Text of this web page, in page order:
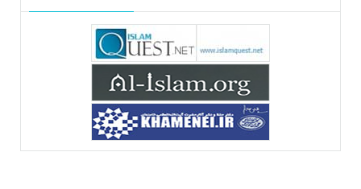
della figlia di un martire
https://www.youtube.com/watch?
v=-5nPSxbf9l0&t=103s
Sheykh Abbas Di Palma sui martiri Qassem
Soleimani e Abu Mahdi Al-Muhandis
https://youtu.be/Y6SIP2PIht4 Video del discorso tenuto
dallo Sheykh Abbas Di Palma in ...